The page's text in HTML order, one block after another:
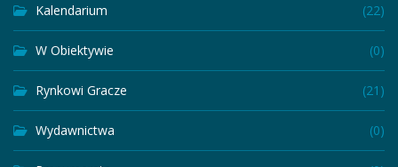
Kalendarium (22)
W Obiektywie (0)
Rynkowi Gracze (21)
Wydawnictwa (0)